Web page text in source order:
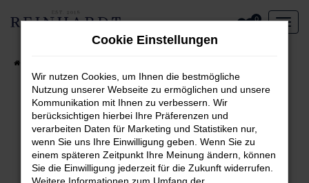
Zum
0
Fehler: Network Error
Beim Laden ist ein Fehler aufgetreten.
Hier sind ein paar Tipps, die dir helfen können:
Überprüfe deine Firewall und deine
Cookie Einstellungen
Wir nutzen Cookies, um Ihnen die bestmögliche
Nutzung unserer Webseite zu ermöglichen und unsere
Kommunikation mit Ihnen zu verbessern. Wir
berücksichtigen hierbei Ihre Präferenzen und
verarbeiten Daten für Marketing und Statistiken nur,
wenn Sie uns Ihre Einwilligung geben. Wenn Sie zu
einem späteren Zeitpunkt Ihre Meinung ändern, können
Sie die Einwilligung jederzeit für die Zukunft widerrufen.